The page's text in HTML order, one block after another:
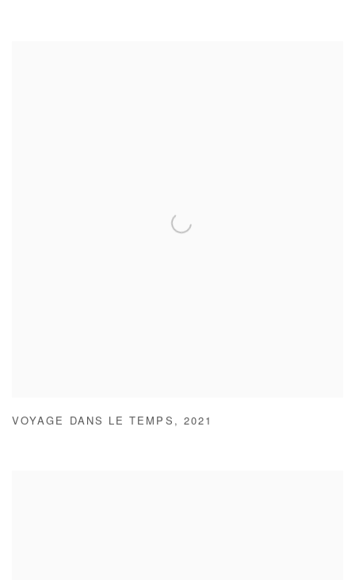
VOYAGE DANS LE TEMPS , 2021